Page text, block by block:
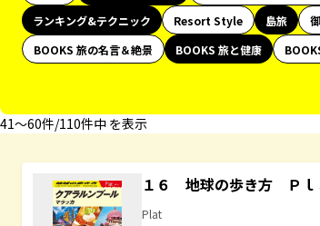
ランキング&テクニック
Resort Style 島旅
BOOKS 旅の名言＆絶景
BOOKS 旅と健康
41〜60件/110件中 を表示
１６ 地球の歩き方 Ｐ
Plat